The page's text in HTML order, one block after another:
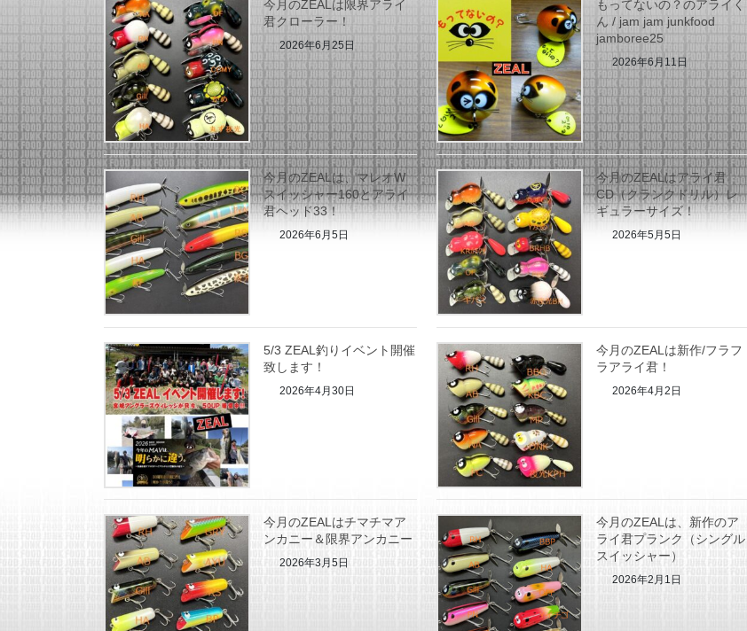
今月のZEALは限界アライ
君クローラー！
2026年6月25日
もってないの？のアライく
ん / jam jam junkfood
jamboree25
2026年6月11日
今月のZEALは、マレオW
スイッシャー160とアライ
君ヘッド33！
2026年6月5日
今月のZEALはアライ君
CD（クランクドリル）レ
ギュラーサイズ！
2026年5月5日
5/3 ZEAL釣りイベント開催
致します！
2026年4月30日
今月のZEALは新作/フラフ
ラアライ君！
2026年4月2日
今月のZEALはチマチマア
ンカニー＆限界アンカニー
2026年3月5日
今月のZEALは、新作のア
ライ君プランク（シングル
スイッシャー）
2026年2月1日